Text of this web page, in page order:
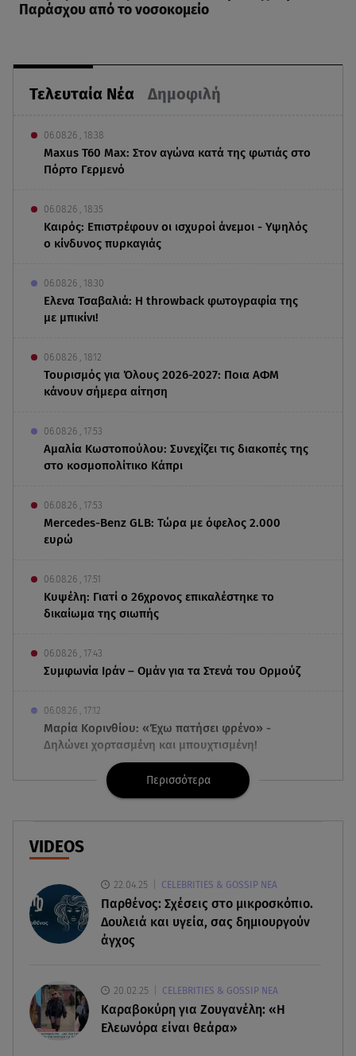
Τελευταία Νέα Δημοφιλή
06.08.26 , 18:38
Maxus T60 Max: Στον αγώνα κατά της φωτιάς στο
Πόρτο Γερμενό
06.08.26 , 18:35
Καιρός: Επιστρέφουν οι ισχυροί άνεμοι - Υψηλός
ο κίνδυνος πυρκαγιάς
06.08.26 , 18:30
Ελενα Τσαβαλιά: Η throwback φωτογραφία της
με μπικίνι!
06.08.26 , 18:12
Τουρισμός για Όλους 2026-2027: Ποια ΑΦΜ
κάνουν σήμερα αίτηση
06.08.26 , 17:53
Αμαλία Κωστοπούλου: Συνεχίζει τις διακοπές της
στο κοσμοπολίτικο Κάπρι
06.08.26 , 17:53
Mercedes-Benz GLB: Τώρα με όφελος 2.000
ευρώ
06.08.26 , 17:51
Κυψέλη: Γιατί ο 26χρονος επικαλέστηκε το
δικαίωμα της σιωπής
06.08.26 , 17:43
Συμφωνία Ιράν – Ομάν για τα Στενά του Ορμούζ
06.08.26 , 17:12
Μαρία Κορινθίου: «Έχω πατήσει φρένο» -
Δηλώνει χορτασμένη και μπουχτισμένη!
06.08.26 , 16:57
Άνω Λιόσια: Πήγε να κλέψει καλώδια, έπαθε
ηλεκτροπληξία και πέθανε
06.08.26 , 16:50
Οι έξι πιο επικίνδυνες εβδομάδες του έτους για
δασικές πυρκαγιές
06.08.26 , 16:25
Μικαέλα Κάσαρη: Έτοιμη για το Miss World
06.08.26 , 16:17
Έλληνας ηθοποιός: «Δεν πιστεύω στον Θεό. Είναι
δημιούργημα του ανθρώπου»
Περισσότερα
VIDEOS
22.04.25 CELEBRITIES & GOSSIP ΝΕΑ
Παρθένος: Σχέσεις στο μικροσκόπιο.
Δουλειά και υγεία, σας δημιουργούν
άγχος
20.02.25 CELEBRITIES & GOSSIP ΝΕΑ
Καραβοκύρη για Ζουγανέλη: «Η
Ελεωνόρα είναι θεάρα»
Παράσχου από το νοσοκομείο